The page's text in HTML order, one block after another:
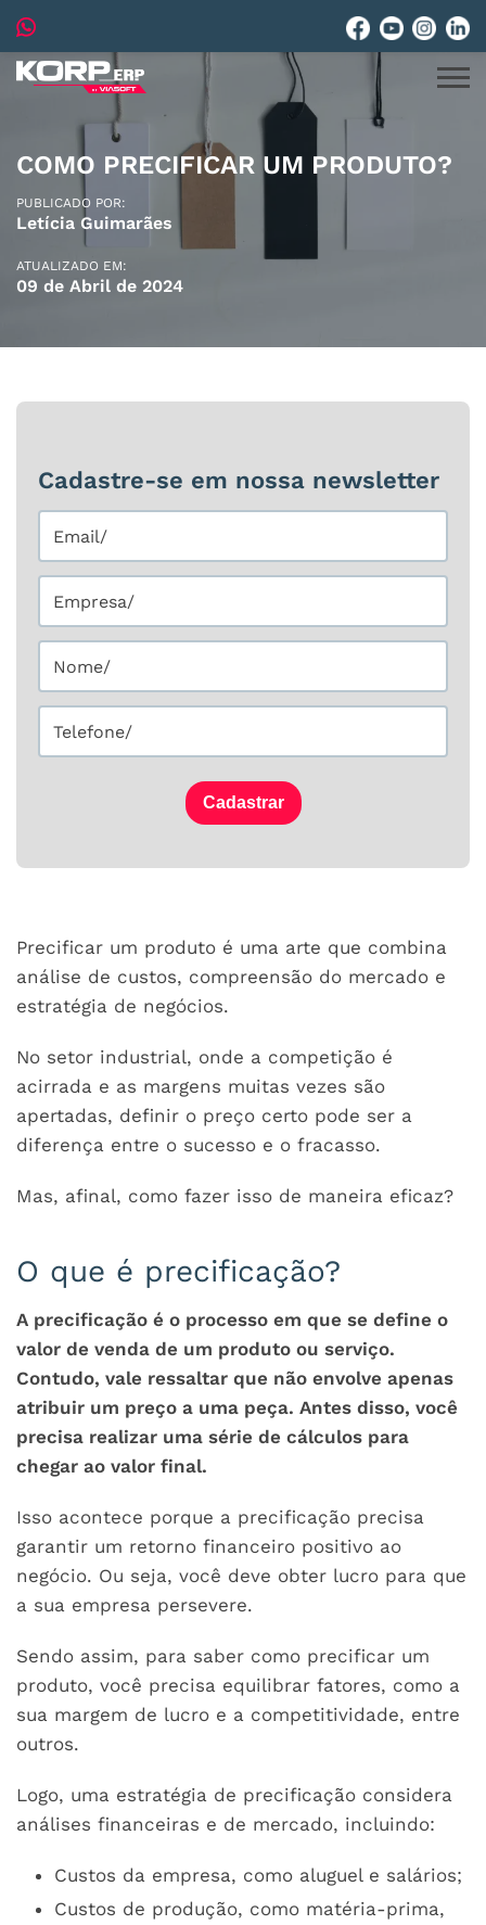
COMO PRECIFICAR UM PRODUTO?
PUBLICADO POR:
Letícia Guimarães
ATUALIZADO EM:
09 de Abril de 2024
Precificar um produto é uma arte que combina
análise de custos, compreensão do mercado e
estratégia de negócios.
No setor industrial, onde a competição é
acirrada e as margens muitas vezes são
apertadas, definir o preço certo pode ser a
diferença entre o sucesso e o fracasso.
Mas, afinal, como fazer isso de maneira eficaz?
O que é precificação?
A precificação é o processo em que se define o
valor de venda de um produto ou serviço.
Contudo, vale ressaltar que não envolve apenas
atribuir um preço a uma peça. Antes disso, você
precisa realizar uma série de cálculos para
chegar ao valor final.
Isso acontece porque a precificação precisa
garantir um retorno financeiro positivo ao
negócio. Ou seja, você deve obter lucro para que
a sua empresa persevere.
Sendo assim, para saber como precificar um
produto, você precisa equilibrar fatores, como a
sua margem de lucro e a competitividade, entre
outros.
Logo, uma estratégia de precificação considera
análises financeiras e de mercado, incluindo:
Custos da empresa, como aluguel e salários;
Custos de produção, como matéria-prima,
Cadastre-se em nossa newsletter
Cadastrar